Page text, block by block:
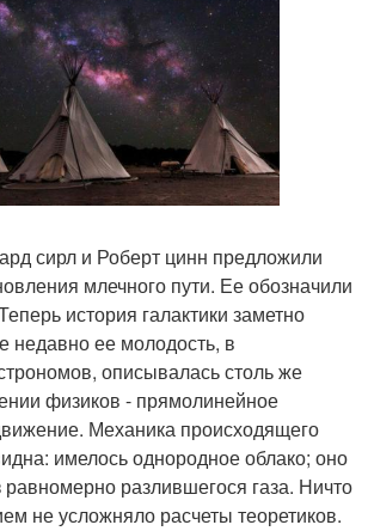
сирл и Роберт цинн предложили
млечного пути. Ее обозначили
история галактики заметно
недавно ее молодость, в
описывалась столь же
физиков - прямолинейное
Механика происходящего
имелось однородное облако; оно
разлившегося газа. Ничто
не усложняло расчеты теоретиков.